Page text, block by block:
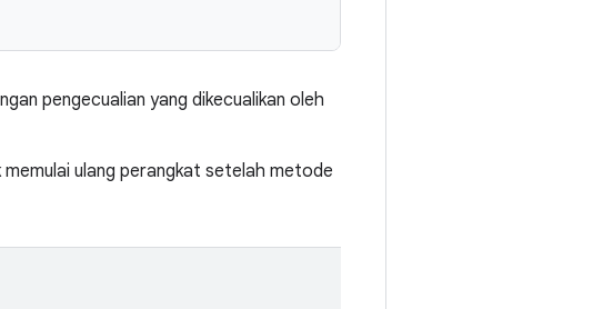
pengecualian yang dikecualikan oleh
ulang perangkat setelah metode